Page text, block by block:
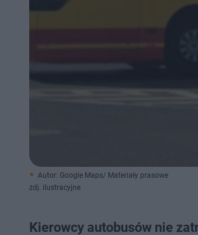
Autor: Google Maps/ Materiały prasowe
zdj. ilustracyjne
Kierowcy autobusów nie